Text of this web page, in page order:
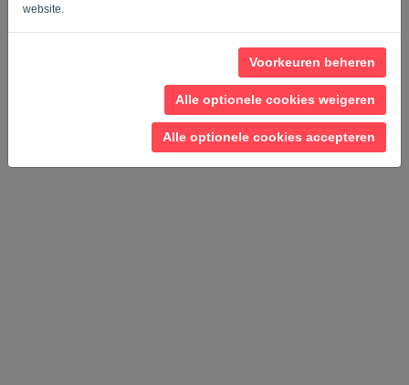
website.
Voorkeuren beheren
Alle optionele cookies weigeren
Alle optionele cookies accepteren